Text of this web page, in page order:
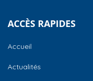
ACCÈS RAPIDES
Accueil
Actualités